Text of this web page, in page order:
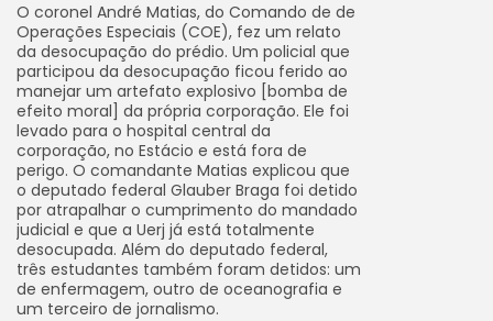
O coronel André Matias, do Comando de de
Operações Especiais (COE), fez um relato
da desocupação do prédio. Um policial que
participou da desocupação ficou ferido ao
manejar um artefato explosivo [bomba de
efeito moral] da própria corporação. Ele foi
levado para o hospital central da
corporação, no Estácio e está fora de
perigo. O comandante Matias explicou que
o deputado federal Glauber Braga foi detido
por atrapalhar o cumprimento do mandado
judicial e que a Uerj já está totalmente
desocupada. Além do deputado federal,
três estudantes também foram detidos: um
de enfermagem, outro de oceanografia e
um terceiro de jornalismo.